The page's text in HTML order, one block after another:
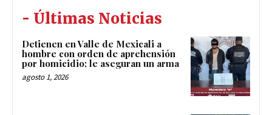
- Últimas Noticias
Detienen en Valle de Mexicali a
hombre con orden de aprehensión
por homicidio; le aseguran un arma
agosto 1, 2026